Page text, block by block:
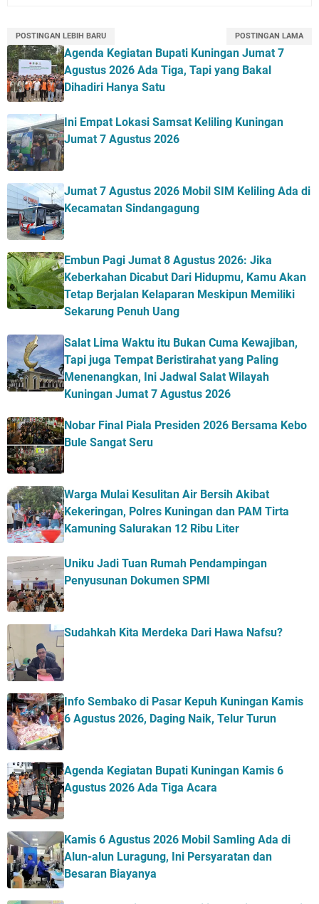
POSTINGAN LEBIH BARU POSTINGAN LAMA
Agenda Kegiatan Bupati Kuningan Jumat 7
Agustus 2026 Ada Tiga, Tapi yang Bakal
Dihadiri Hanya Satu
Ini Empat Lokasi Samsat Keliling Kuningan
Jumat 7 Agustus 2026
Jumat 7 Agustus 2026 Mobil SIM Keliling Ada di
Kecamatan Sindangagung
Embun Pagi Jumat 8 Agustus 2026: Jika
Keberkahan Dicabut Dari Hidupmu, Kamu Akan
Tetap Berjalan Kelaparan Meskipun Memiliki
Sekarung Penuh Uang
Salat Lima Waktu itu Bukan Cuma Kewajiban,
Tapi juga Tempat Beristirahat yang Paling
Menenangkan, Ini Jadwal Salat Wilayah
Kuningan Jumat 7 Agustus 2026
Nobar Final Piala Presiden 2026 Bersama Kebo
Bule Sangat Seru
Warga Mulai Kesulitan Air Bersih Akibat
Kekeringan, Polres Kuningan dan PAM Tirta
Kamuning Salurakan 12 Ribu Liter
Uniku Jadi Tuan Rumah Pendampingan
Penyusunan Dokumen SPMI
Sudahkah Kita Merdeka Dari Hawa Nafsu?
Info Sembako di Pasar Kepuh Kuningan Kamis
6 Agustus 2026, Daging Naik, Telur Turun
Agenda Kegiatan Bupati Kuningan Kamis 6
Agustus 2026 Ada Tiga Acara
Kamis 6 Agustus 2026 Mobil Samling Ada di
Alun-alun Luragung, Ini Persyaratan dan
Besaran Biayanya